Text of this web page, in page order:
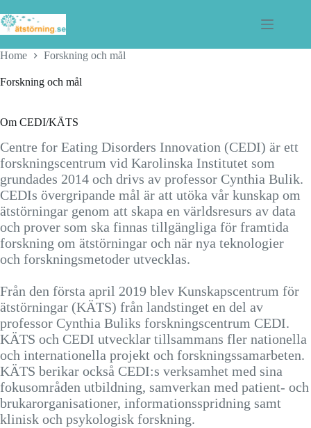
to
content
Home Forskning och mål
Forskning och mål
Om CEDI/KÄTS
Centre for Eating Disorders Innovation (CEDI) är ett
forskningscentrum vid Karolinska Institutet som
grundades 2014 och drivs av professor Cynthia Bulik.
CEDIs övergripande mål är att utöka vår kunskap om
ätstörningar genom att skapa en världsresurs av data
och prover som ska finnas tillgängliga för framtida
forskning om ätstörningar och när nya teknologier
och forskningsmetoder utvecklas.
Från den första april 2019 blev Kunskapscentrum för
ätstörningar (KÄTS) från landstinget en del av
professor Cynthia Buliks forskningscentrum CEDI.
KÄTS och CEDI utvecklar tillsammans fler nationella
och internationella projekt och forskningssamarbeten.
KÄTS berikar också CEDI:s verksamhet med sina
fokusområden utbildning, samverkan med patient- och
brukarorganisationer, informationsspridning samt
klinisk och psykologisk forskning.